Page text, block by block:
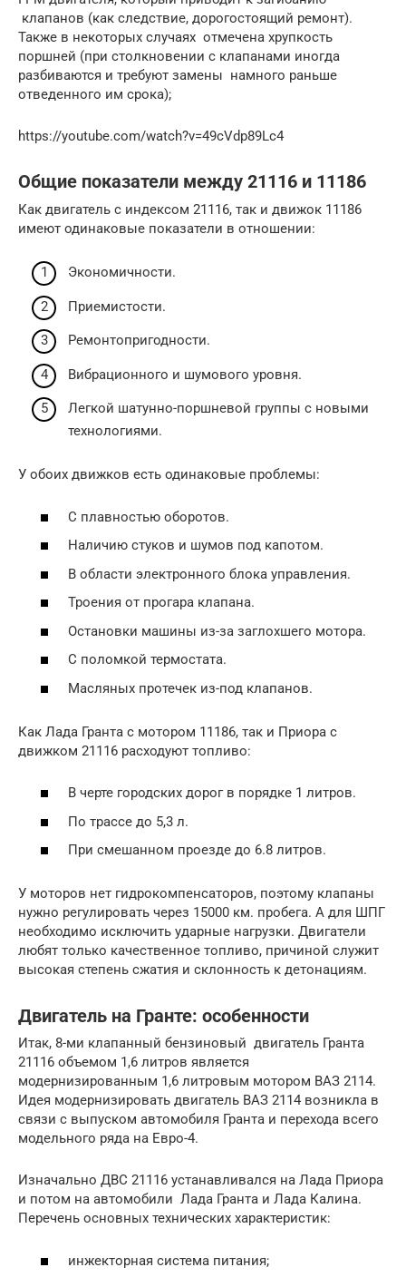
клапанов (как следствие, дорогостоящий ремонт).
Также в некоторых случаях отмечена хрупкость
поршней (при столкновении с клапанами иногда
разбиваются и требуют замены намного раньше
отведенного им срока);
https://youtube.com/watch?v=49cVdp89Lc4
Общие показатели между 21116 и 11186
Как двигатель с индексом 21116, так и движок 11186
имеют одинаковые показатели в отношении:
Экономичности.
Приемистости.
Ремонтопригодности.
Вибрационного и шумового уровня.
Легкой шатунно-поршневой группы с новыми
технологиями.
У обоих движков есть одинаковые проблемы:
С плавностью оборотов.
Наличию стуков и шумов под капотом.
В области электронного блока управления.
Троения от прогара клапана.
Остановки машины из-за заглохшего мотора.
С поломкой термостата.
Масляных протечек из-под клапанов.
Как Лада Гранта с мотором 11186, так и Приора с
движком 21116 расходуют топливо:
В черте городских дорог в порядке 1 литров.
По трассе до 5,3 л.
При смешанном проезде до 6.8 литров.
У моторов нет гидрокомпенсаторов, поэтому клапаны
нужно регулировать через 15000 км. пробега. А для ШПГ
необходимо исключить ударные нагрузки. Двигатели
любят только качественное топливо, причиной служит
высокая степень сжатия и склонность к детонациям.
Двигатель на Гранте: особенности
Итак, 8-ми клапанный бензиновый двигатель Гранта
21116 объемом 1,6 литров является
модернизированным 1,6 литровым мотором ВАЗ 2114.
Идея модернизировать двигатель ВАЗ 2114 возникла в
связи с выпуском автомобиля Гранта и перехода всего
модельного ряда на Евро-4.
Изначально ДВС 21116 устанавливался на Лада Приора
и потом на автомобили Лада Гранта и Лада Калина.
Перечень основных технических характеристик:
инжекторная система питания;